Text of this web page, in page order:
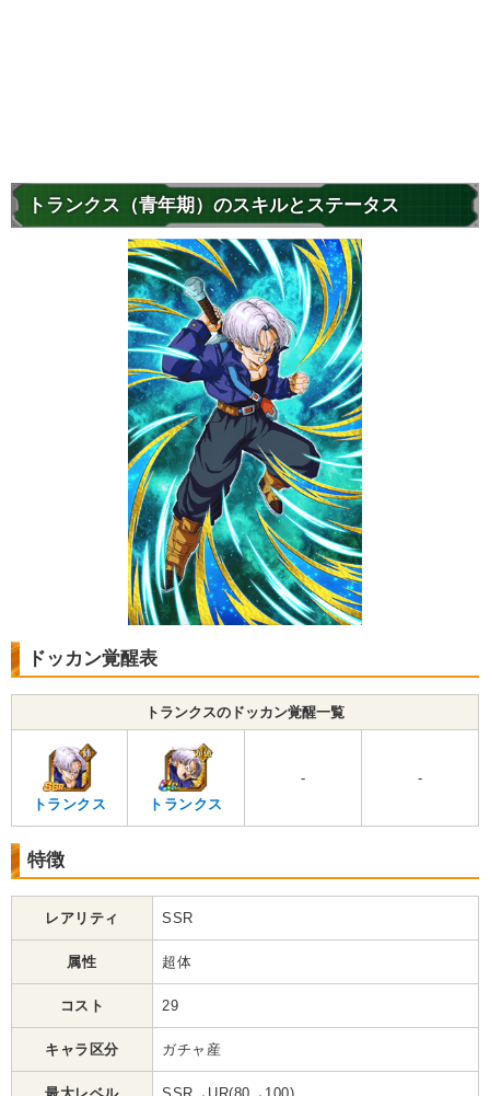
トランクス（青年期）のスキルとステータス
ドッカン覚醒表
トランクスのドッカン覚醒一覧
トランクス トランクス
- -
特徴
レアリティ SSR
属性 超体
コスト 29
キャラ区分 ガチャ産